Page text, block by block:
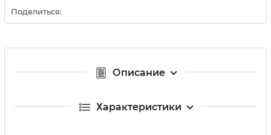
Поделиться:
Описание
Характеристики